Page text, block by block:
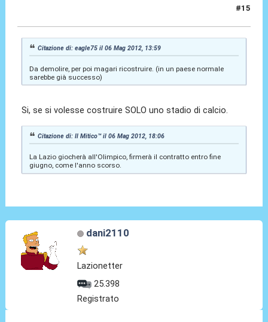
#15
Citazione di: eagle75 il 06 Mag 2012, 13:59
Da demolire, per poi magari ricostruire. (in un paese normale
sarebbe già successo)
Si, se si volesse costruire SOLO uno stadio di calcio.
Citazione di: Il Mitico™ il 06 Mag 2012, 18:06
La Lazio giocherà all'Olimpico, firmerà il contratto entro fine
giugno, come l'anno scorso.
dani2110
Lazionetter
25.398
Registrato